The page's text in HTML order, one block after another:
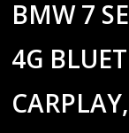
BMW 7
4G